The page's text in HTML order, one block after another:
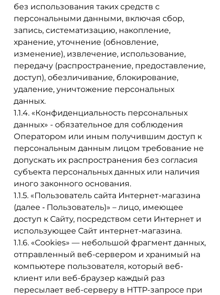
без использования таких средств с
персональными данными, включая сбор,
запись, систематизацию, накопление,
хранение, уточнение (обновление,
изменение), извлечение, использование,
передачу (распространение, предоставление,
доступ), обезличивание, блокирование,
удаление, уничтожение персональных
данных.
1.1.4. «Конфиденциальность персональных
данных» - обязательное для соблюдения
Оператором или иным получившим доступ к
персональным данным лицом требование не
допускать их распространения без согласия
субъекта персональных данных или наличия
иного законного основания.
1.1.5. «Пользователь сайта Интернет-магазина
(далее ‑ Пользователь)» – лицо, имеющее
доступ к Сайту, посредством сети Интернет и
использующее Сайт интернет-магазина.
1.1.6. «Cookies» — небольшой фрагмент данных,
отправленный веб-сервером и хранимый на
компьютере пользователя, который веб-
клиент или веб-браузер каждый раз
пересылает веб-серверу в HTTP-запросе при